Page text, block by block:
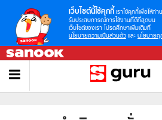
เว็บไซต์นี้ใช้คุกกี้ เราใช้คุกกี้เพื่อให้ท่า
รับประสบการณ์การใช้งานที่ดีที่สุดบน
เว็บไซต์ของเรา โปรดศึกษาเพิ่มเติมที่
นโยบายความเป็นส่วนตัว และ นโยบายคุ